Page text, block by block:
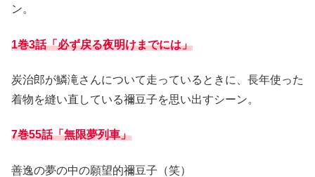
ン。
1巻3話「必ず戻る夜明けまでには」
炭治郎が鱗滝さんについて走っているときに、長年使った
着物を縫い直している禰豆子を思い出すシーン。
7巻55話「無限夢列車」
善逸の夢の中の願望的禰豆子（笑）